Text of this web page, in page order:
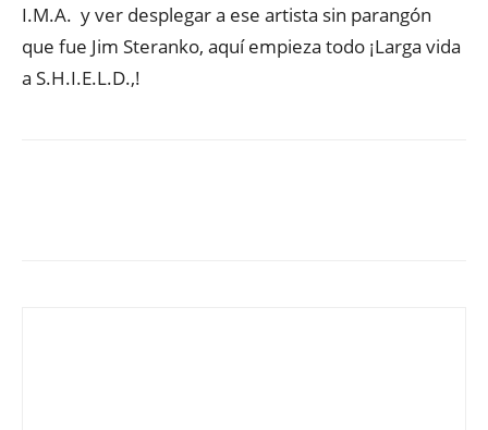
I.M.A. y ver desplegar a ese artista sin parangón
que fue Jim Steranko, aquí empieza todo ¡Larga vida
a S.H.I.E.L.D.,!